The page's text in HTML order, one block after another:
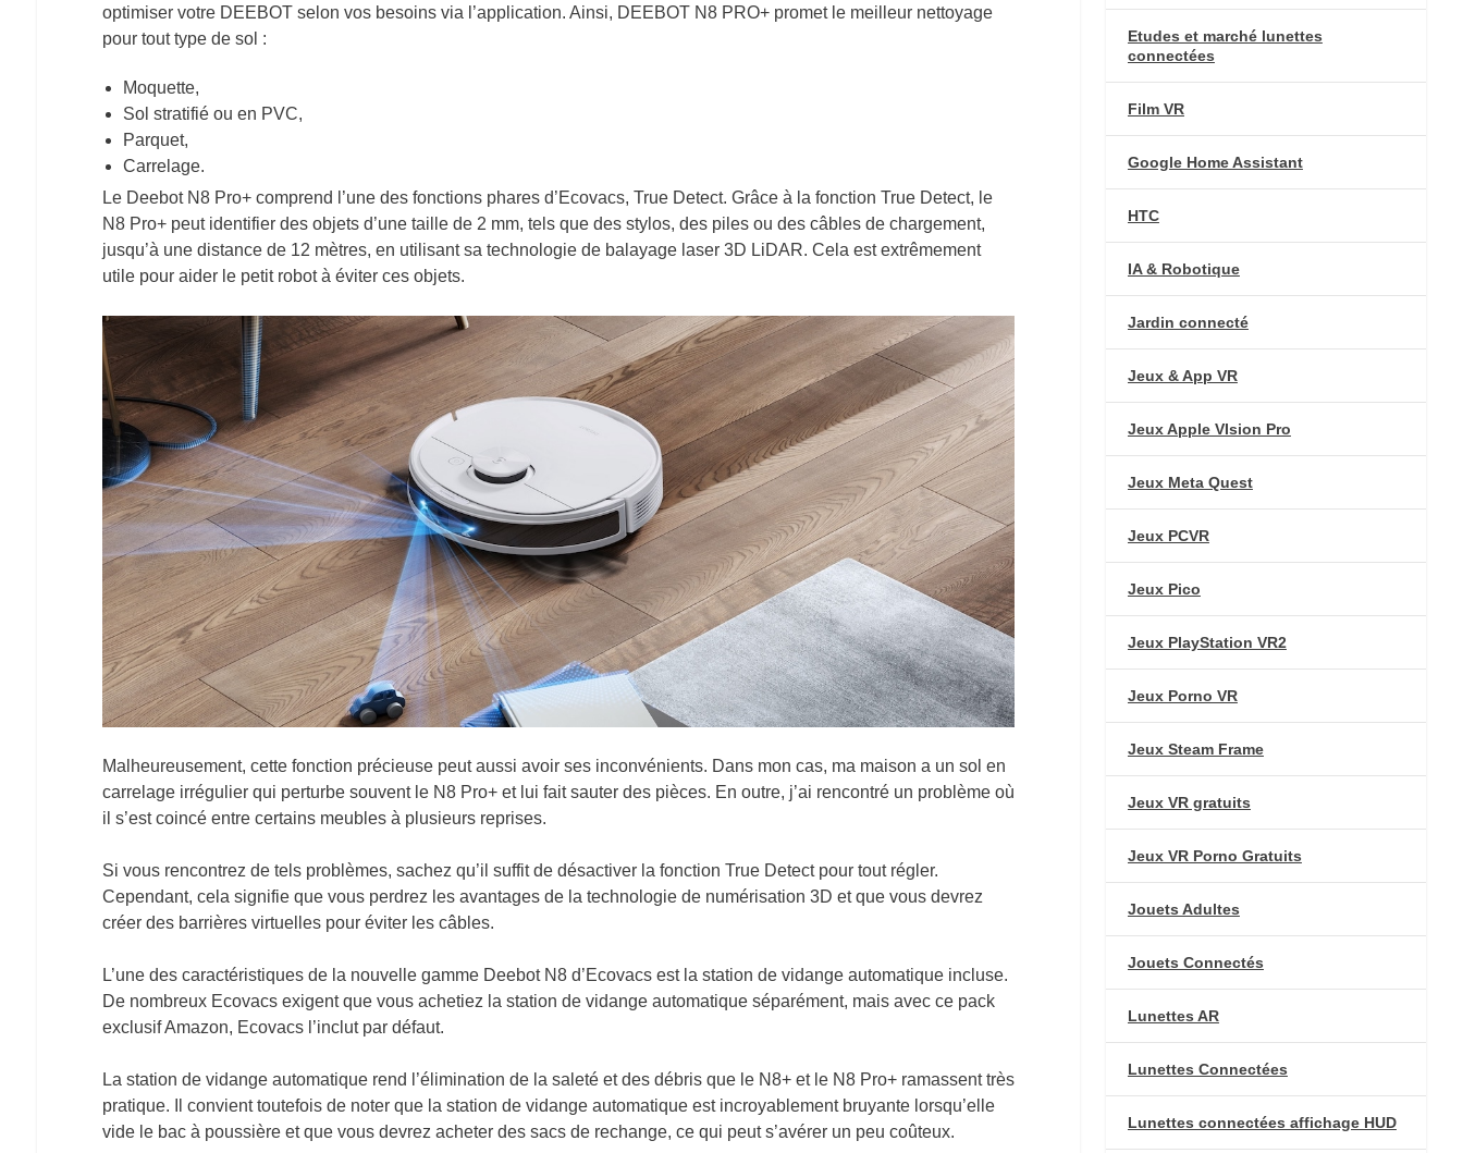
optimiser votre DEEBOT selon vos besoins via l’application. Ainsi, DEEBOT N8 PRO+ promet le meilleur nettoyage
pour tout type de sol :
Moquette,
Sol stratifié ou en PVC,
Parquet,
Carrelage.
Le Deebot N8 Pro+ comprend l’une des fonctions phares d’Ecovacs, True Detect. Grâce à la fonction True Detect, le
N8 Pro+ peut identifier des objets d’une taille de 2 mm, tels que des stylos, des piles ou des câbles de chargement,
jusqu’à une distance de 12 mètres, en utilisant sa technologie de balayage laser 3D LiDAR. Cela est extrêmement
utile pour aider le petit robot à éviter ces objets.
Malheureusement, cette fonction précieuse peut aussi avoir ses inconvénients. Dans mon cas, ma maison a un sol en
carrelage irrégulier qui perturbe souvent le N8 Pro+ et lui fait sauter des pièces. En outre, j’ai rencontré un problème où
il s’est coincé entre certains meubles à plusieurs reprises.
Si vous rencontrez de tels problèmes, sachez qu’il suffit de désactiver la fonction True Detect pour tout régler.
Cependant, cela signifie que vous perdrez les avantages de la technologie de numérisation 3D et que vous devrez
créer des barrières virtuelles pour éviter les câbles.
L’une des caractéristiques de la nouvelle gamme Deebot N8 d’Ecovacs est la station de vidange automatique incluse.
De nombreux Ecovacs exigent que vous achetiez la station de vidange automatique séparément, mais avec ce pack
exclusif Amazon, Ecovacs l’inclut par défaut.
La station de vidange automatique rend l’élimination de la saleté et des débris que le N8+ et le N8 Pro+ ramassent très
pratique. Il convient toutefois de noter que la station de vidange automatique est incroyablement bruyante lorsqu’elle
vide le bac à poussière et que vous devrez acheter des sacs de rechange, ce qui peut s’avérer un peu coûteux.
Etudes et marché lunettes
connectées
Film VR
Google Home Assistant
HTC
IA & Robotique
Jardin connecté
Jeux & App VR
Jeux Apple VIsion Pro
Jeux Meta Quest
Jeux PCVR
Jeux Pico
Jeux PlayStation VR2
Jeux Porno VR
Jeux Steam Frame
Jeux VR gratuits
Jeux VR Porno Gratuits
Jouets Adultes
Jouets Connectés
Lunettes AR
Lunettes Connectées
Lunettes connectées affichage HUD